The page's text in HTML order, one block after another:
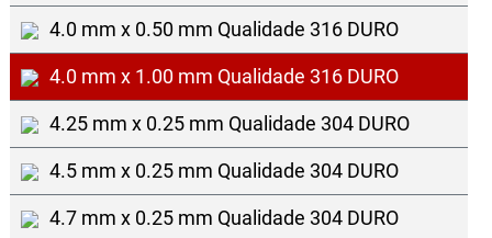
4.0 mm x 0.50 mm Qualidade 316 DURO
4.0 mm x 1.00 mm Qualidade 316 DURO
4.25 mm x 0.25 mm Qualidade 304 DURO
4.5 mm x 0.25 mm Qualidade 304 DURO
4.7 mm x 0.25 mm Qualidade 304 DURO